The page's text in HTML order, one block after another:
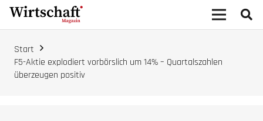
Start
F5-Aktie explodiert vorbörslich um 14% – Quartalszahlen
überzeugen positiv